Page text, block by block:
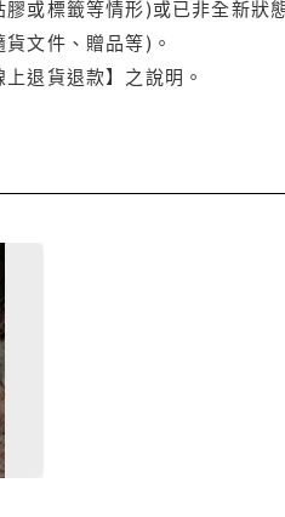
或標籤等情形)或已非全新
文件、贈品等)。
退貨退款】之說明。